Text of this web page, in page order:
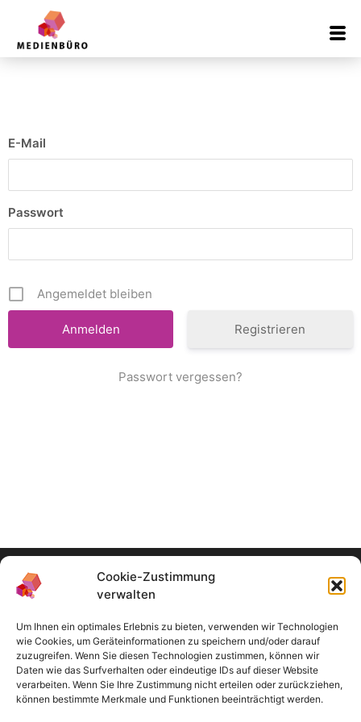
Cookie-Zustimmung
verwalten
Um Ihnen ein optimales Erlebnis zu bieten, verwenden wir Technologien
wie Cookies, um Geräteinformationen zu speichern und/oder darauf
zuzugreifen. Wenn Sie diesen Technologien zustimmen, können wir
Daten wie das Surfverhalten oder eindeutige IDs auf dieser Website
verarbeiten. Wenn Sie Ihre Zustimmung nicht erteilen oder zurückziehen,
können bestimmte Merkmale und Funktionen beeinträchtigt werden.
springen
E-Mail
Passwort
Angemeldet bleiben
Registrieren
Passwort vergessen?
Lehrende der TH Köln.
Navigation
Impressum
Datenschutzhinweis